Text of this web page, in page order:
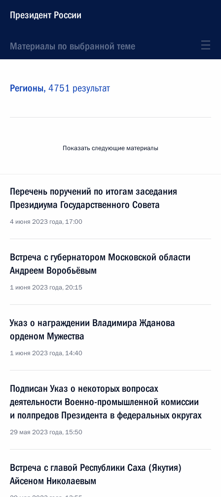
Президент России
Материалы по выбранной теме
Регионы, 4751 результат
Показать следующие материалы
Перечень поручений по итогам заседания
Президиума Государственного Совета
4 июня 2023 года, 17:00
Встреча с губернатором Московской области
Андреем Воробьёвым
1 июня 2023 года, 20:15
Указ о награждении Владимира Жданова
орденом Мужества
1 июня 2023 года, 14:40
Подписан Указ о некоторых вопросах
деятельности Военно-промышленной комиссии
и полпредов Президента в федеральных округах
29 мая 2023 года, 15:50
Встреча с главой Республики Саха (Якутия)
Айсеном Николаевым